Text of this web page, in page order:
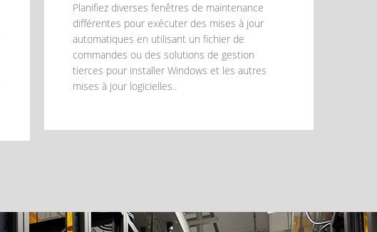
Planifiez diverses fenêtres de maintenance
différentes pour exécuter des mises à jour
automatiques en utilisant un fichier de
commandes ou des solutions de gestion
tierces pour installer Windows et les autres
mises à jour logicielles..